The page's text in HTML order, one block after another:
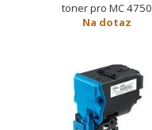
toner pro MC 4750
Na dotaz